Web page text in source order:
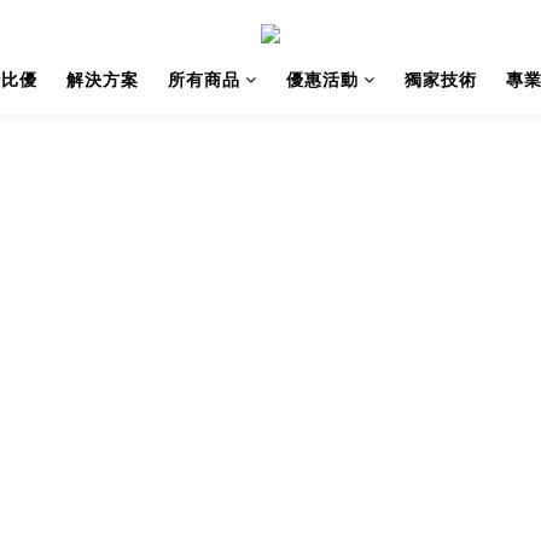
優 解決方案 所有商品 優惠活動 獨家技術 專